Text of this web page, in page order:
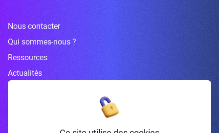
Nous contacter
Qui sommes-nous ?
Ressources
Actualités
Inscrivez-vous à la newsletter